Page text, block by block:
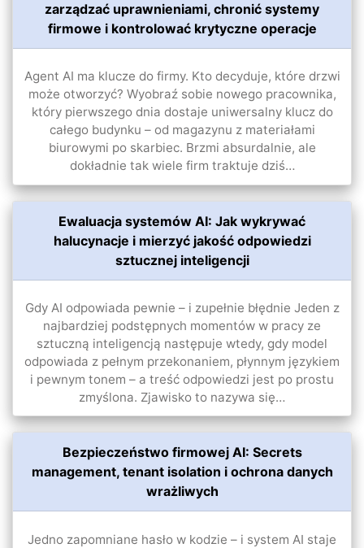
zarządzać uprawnieniami, chronić systemy
firmowe i kontrolować krytyczne operacje
Agent AI ma klucze do firmy. Kto decyduje, które drzwi
może otworzyć? Wyobraź sobie nowego pracownika,
który pierwszego dnia dostaje uniwersalny klucz do
całego budynku – od magazynu z materiałami
biurowymi po skarbiec. Brzmi absurdalnie, ale
dokładnie tak wiele firm traktuje dziś…
Ewaluacja systemów AI: Jak wykrywać
halucynacje i mierzyć jakość odpowiedzi
sztucznej inteligencji
Gdy AI odpowiada pewnie – i zupełnie błędnie Jeden z
najbardziej podstępnych momentów w pracy ze
sztuczną inteligencją następuje wtedy, gdy model
odpowiada z pełnym przekonaniem, płynnym językiem
i pewnym tonem – a treść odpowiedzi jest po prostu
zmyślona. Zjawisko to nazywa się…
Bezpieczeństwo firmowej AI: Secrets
management, tenant isolation i ochrona danych
wrażliwych
Jedno zapomniane hasło w kodzie – i system AI staje